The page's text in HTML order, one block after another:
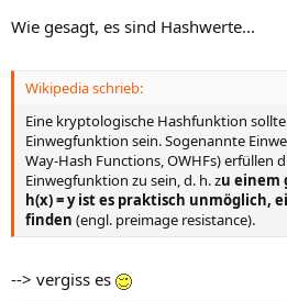
Wie gesagt, es sind Hashwerte...
Wikipedia schrieb:
Eine kryptologische Hashfunktion
Einwegfunktion sein. Sogenannte
Way-Hash Functions, OWHFs) erfüllen
Einwegfunktion zu sein, d. h. zu einem
h(x) = y ist es praktisch unmöglich,
finden (engl. preimage resistance).
--> vergiss es